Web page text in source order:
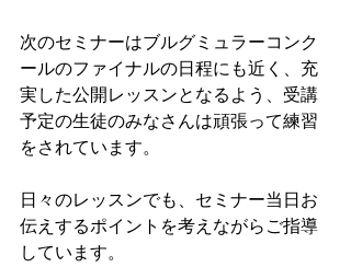
次のセミナーはブルグミュラーコンク
ールのファイナルの日程にも近く、充
実した公開レッスンとなるよう、受講
予定の生徒のみなさんは頑張って練習
をされています。
日々のレッスンでも、セミナー当日お
伝えするポイントを考えながらご指導
しています。